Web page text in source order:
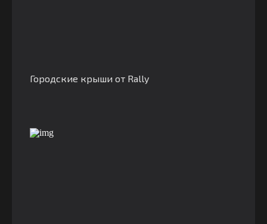
Городские крыши от Rally